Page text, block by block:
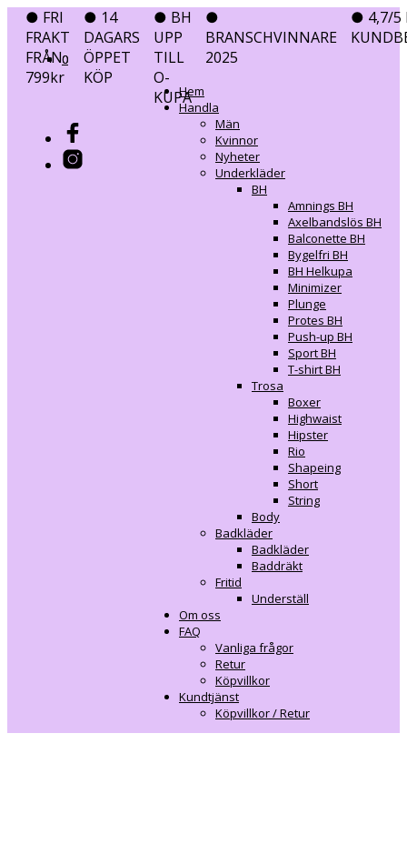
● FRI
FRAKT
FRÅN
799kr
● 14
DAGARS
ÖPPET
KÖP
● BH
UPP
TILL
O-
KUPA
●
BRANSCHVINNARE
2025
● 4,7/5
0
0
Hem
Handla
Män
Kvinnor
Nyheter
Underkläder
BH
Amnings BH
Axelbandslös BH
Balconette BH
Bygelfri BH
BH Helkupa
Minimizer
Plunge
Protes BH
Push-up BH
Sport BH
T-shirt BH
Trosa
Boxer
Highwaist
Hipster
Rio
Shapeing
Short
String
Body
Badkläder
Badkläder
Baddräkt
Fritid
Underställ
Om oss
FAQ
Vanliga frågor
Retur
Köpvillkor
Kundtjänst
Köpvillkor / Retur